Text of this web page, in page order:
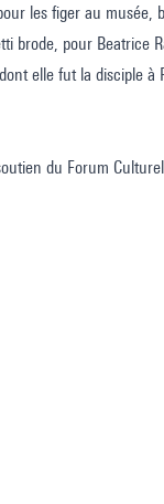
les figer au
brode, pour Beatrice
elle fut la disciple
du Forum